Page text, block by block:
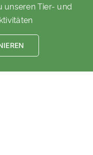
unseren Tier- und